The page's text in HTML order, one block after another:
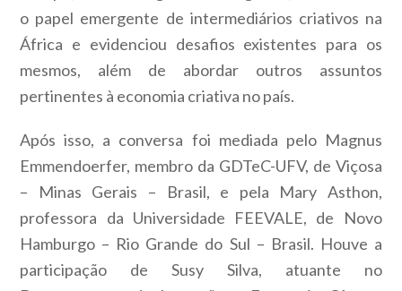
o papel emergente de intermediários criativos na
África e evidenciou desafios existentes para os
mesmos, além de abordar outros assuntos
pertinentes à economia criativa no país.
Após isso, a conversa foi mediada pelo Magnus
Emmendoerfer, membro da GDTeC-UFV, de Viçosa
– Minas Gerais – Brasil, e pela Mary Asthon,
professora da Universidade FEEVALE, de Novo
Hamburgo – Rio Grande do Sul – Brasil. Houve a
participação de Susy Silva, atuante no